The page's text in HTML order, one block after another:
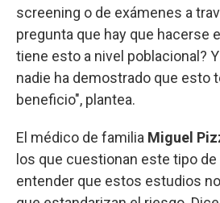
screening o de exámenes a
pregunta que hay que hacerse
tiene esto a nivel poblacional?
nadie ha demostrado que esto
beneficio", plantea.
El médico de familia Miguel
los que cuestionan este tipo
entender que estos estudios